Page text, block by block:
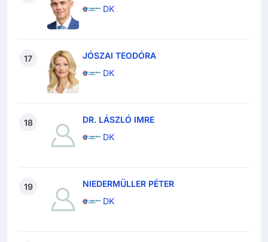
DK
17
JÓSZAI TEODÓRA
DK
18
DR. LÁSZLÓ IMRE
DK
19
NIEDERMÜLLER PÉTER
DK